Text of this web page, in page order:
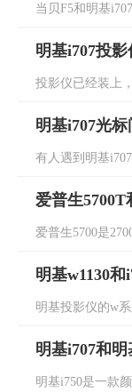
当贝F5和明基
明基i707投
投影仪已经装上
明基i707光标
有人遇到明基
爱普生
爱普生5700是
明基w1130
明基投影仪的w
明基i707和
明基i750是一款